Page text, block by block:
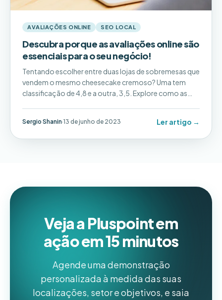
AVALIAÇÕES ONLINE SEO LOCAL
Descubra porque as avaliações online são
essenciais para o seu negócio!
Tentando escolher entre duas lojas de sobremesas que
vendem o mesmo cheesecake cremoso? Uma tem
classificação de 4,8 e a outra, 3,5. Explore como as
Sergio Shanin·13 de junho de 2023 Ler artigo →
Veja a Pluspoint em
ação em 15 minutos
Agende uma demonstração
personalizada à medida das suas
localizações, setor e objetivos, e saia